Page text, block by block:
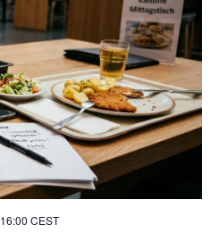
16:00 CEST